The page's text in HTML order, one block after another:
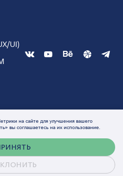
UI)
на сайте для улучшения вашего
вы соглашаетесь на их использование.